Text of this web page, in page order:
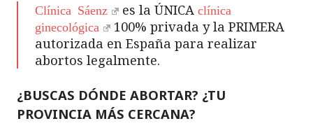
Clínica Sáenz es la ÚNICA clínica
ginecológica
100% privada y la PRIMERA
autorizada en España para realizar
abortos legalmente.
¿BUSCAS DÓNDE ABORTAR? ¿TU
PROVINCIA MÁS CERCANA?